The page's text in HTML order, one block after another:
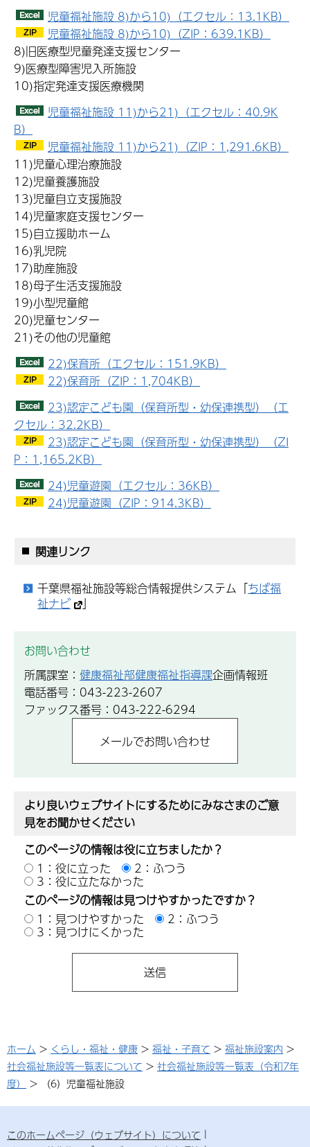
児童福祉施設 8)から10)（エクセル：13.1KB）
児童福祉施設 8)から10)（ZIP：639.1KB）
8)旧医療型児童発達支援センター
9)医療型障害児入所施設
10)指定発達支援医療機関
児童福祉施設 11)から21)（エクセル：40.9K
B）
児童福祉施設 11)から21)（ZIP：1,291.6KB）
11)児童心理治療施設
12)児童養護施設
13)児童自立支援施設
14)児童家庭支援センター
15)自立援助ホーム
16)乳児院
17)助産施設
18)母子生活支援施設
19)小型児童館
20)児童センター
21)その他の児童館
22)保育所（エクセル：151.9KB）
22)保育所（ZIP：1,704KB）
23)認定こども園（保育所型・幼保連携型）（エ
クセル：32.2KB）
23)認定こども園（保育所型・幼保連携型）（ZI
P：1,165.2KB）
24)児童遊園（エクセル：36KB）
24)児童遊園（ZIP：914.3KB）
関連リンク
千葉県福祉施設等総合情報提供システム「ちば福
祉ナビ
」
お問い合わせ
所属課室： 健康福祉部健康福祉指導課企画情報班
電話番号：043-223-2607
ファックス番号：043-222-6294
より良いウェブサイトにするためにみなさまのご意
見をお聞かせください
このページの情報は役に立ちましたか？
1：役に立った
2：ふつう
3：役に立たなかった
このページの情報は見つけやすかったですか？
1：見つけやすかった
2：ふつう
3：見つけにくかった
ホーム > くらし・福祉・健康 > 福祉・子育て > 福祉施設案内 >
社会福祉施設等一覧表について > 社会福祉施設等一覧表（令和7年
度）
> （6）児童福祉施設
このホームページ（ウェブサイト）について